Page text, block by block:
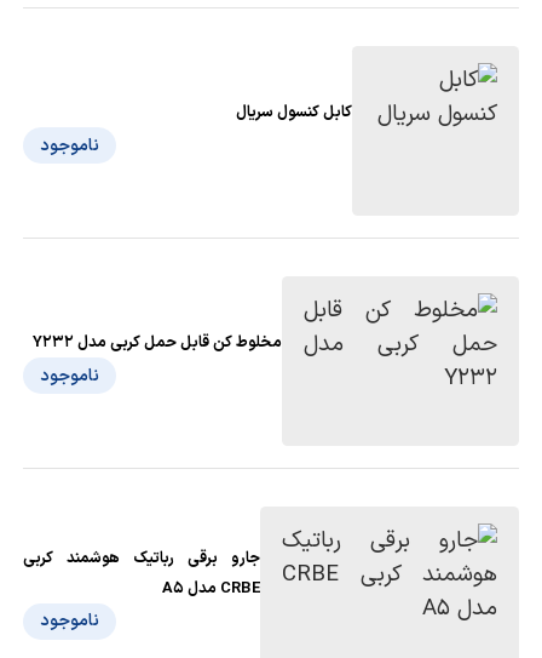
کابل کنسول سریال
ناموجود
مخلوط کن قابل حمل کربی مدل Y232
ناموجود
جارو برقی رباتیک هوشمند کربی
CRBE مدل A5
ناموجود